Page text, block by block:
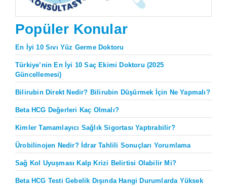
Popüler Konular
En İyi 10 Sıvı Yüz Germe Doktoru
Türkiye’nin En İyi 10 Saç Ekimi Doktoru (2025
Güncellemesi)
Bilirubin Direkt Nedir? Bilirubin Düşürmek İçin Ne Yapmalı?
Beta HCG Değerleri Kaç Olmalı?
Kimler Tamamlayıcı Sağlık Sigortası Yaptırabilir?
Ürobilinojen Nedir? İdrar Tahlili Sonuçları Yorumlama
Sağ Kol Uyuşması Kalp Krizi Belirtisi Olabilir Mi?
Beta HCG Testi Gebelik Dışında Hangi Durumlarda Yüksek